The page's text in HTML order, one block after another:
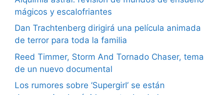
mágicos y escalofriantes
Dan Trachtenberg dirigirá una película animada
de terror para toda la familia
Reed Timmer, Storm And Tornado Chaser, tema
de un nuevo documental
Los rumores sobre ‘Supergirl’ se están